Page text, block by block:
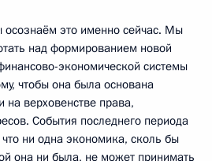
осознаём это именно сейчас. Мы
над формированием новой
экономической системы
чтобы она была основана
на верховенстве права,
События последнего периода
ни одна экономика, сколь бы
она ни была, не может принимать